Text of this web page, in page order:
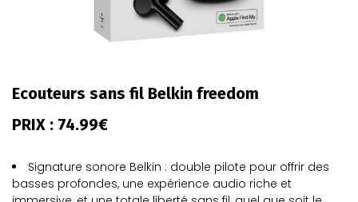
Ecouteurs sans fil Belkin freedom
PRIX : 74.99€
Signature sonore Belkin : double pilote pour offrir des
basses profondes, une expérience audio riche et